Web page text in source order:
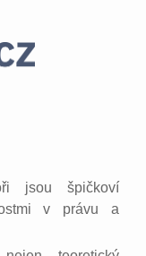
jsou špičkoví
v právu a